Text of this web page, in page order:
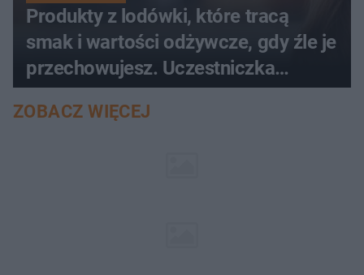
Produkty z lodówki, które tracą
smak i wartości odżywcze, gdy źle je
przechowujesz. Uczestniczka
"MasterChefa"
ZOBACZ WIĘCEJ